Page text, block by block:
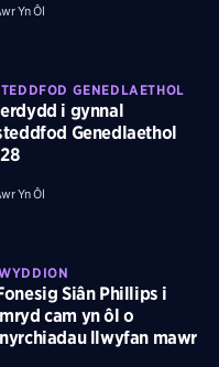
Yn Ôl
GENEDLAETHOL
i gynnal
Genedlaethol
Yn Ôl
Siân Phillips i
cam yn ôl o
llwyfan mawr